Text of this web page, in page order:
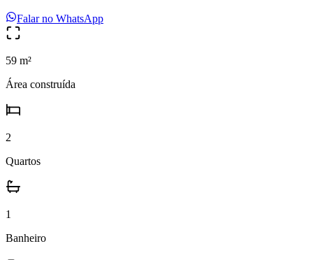
Falar no WhatsApp
59 m²
Área construída
2
Quartos
1
Banheiro